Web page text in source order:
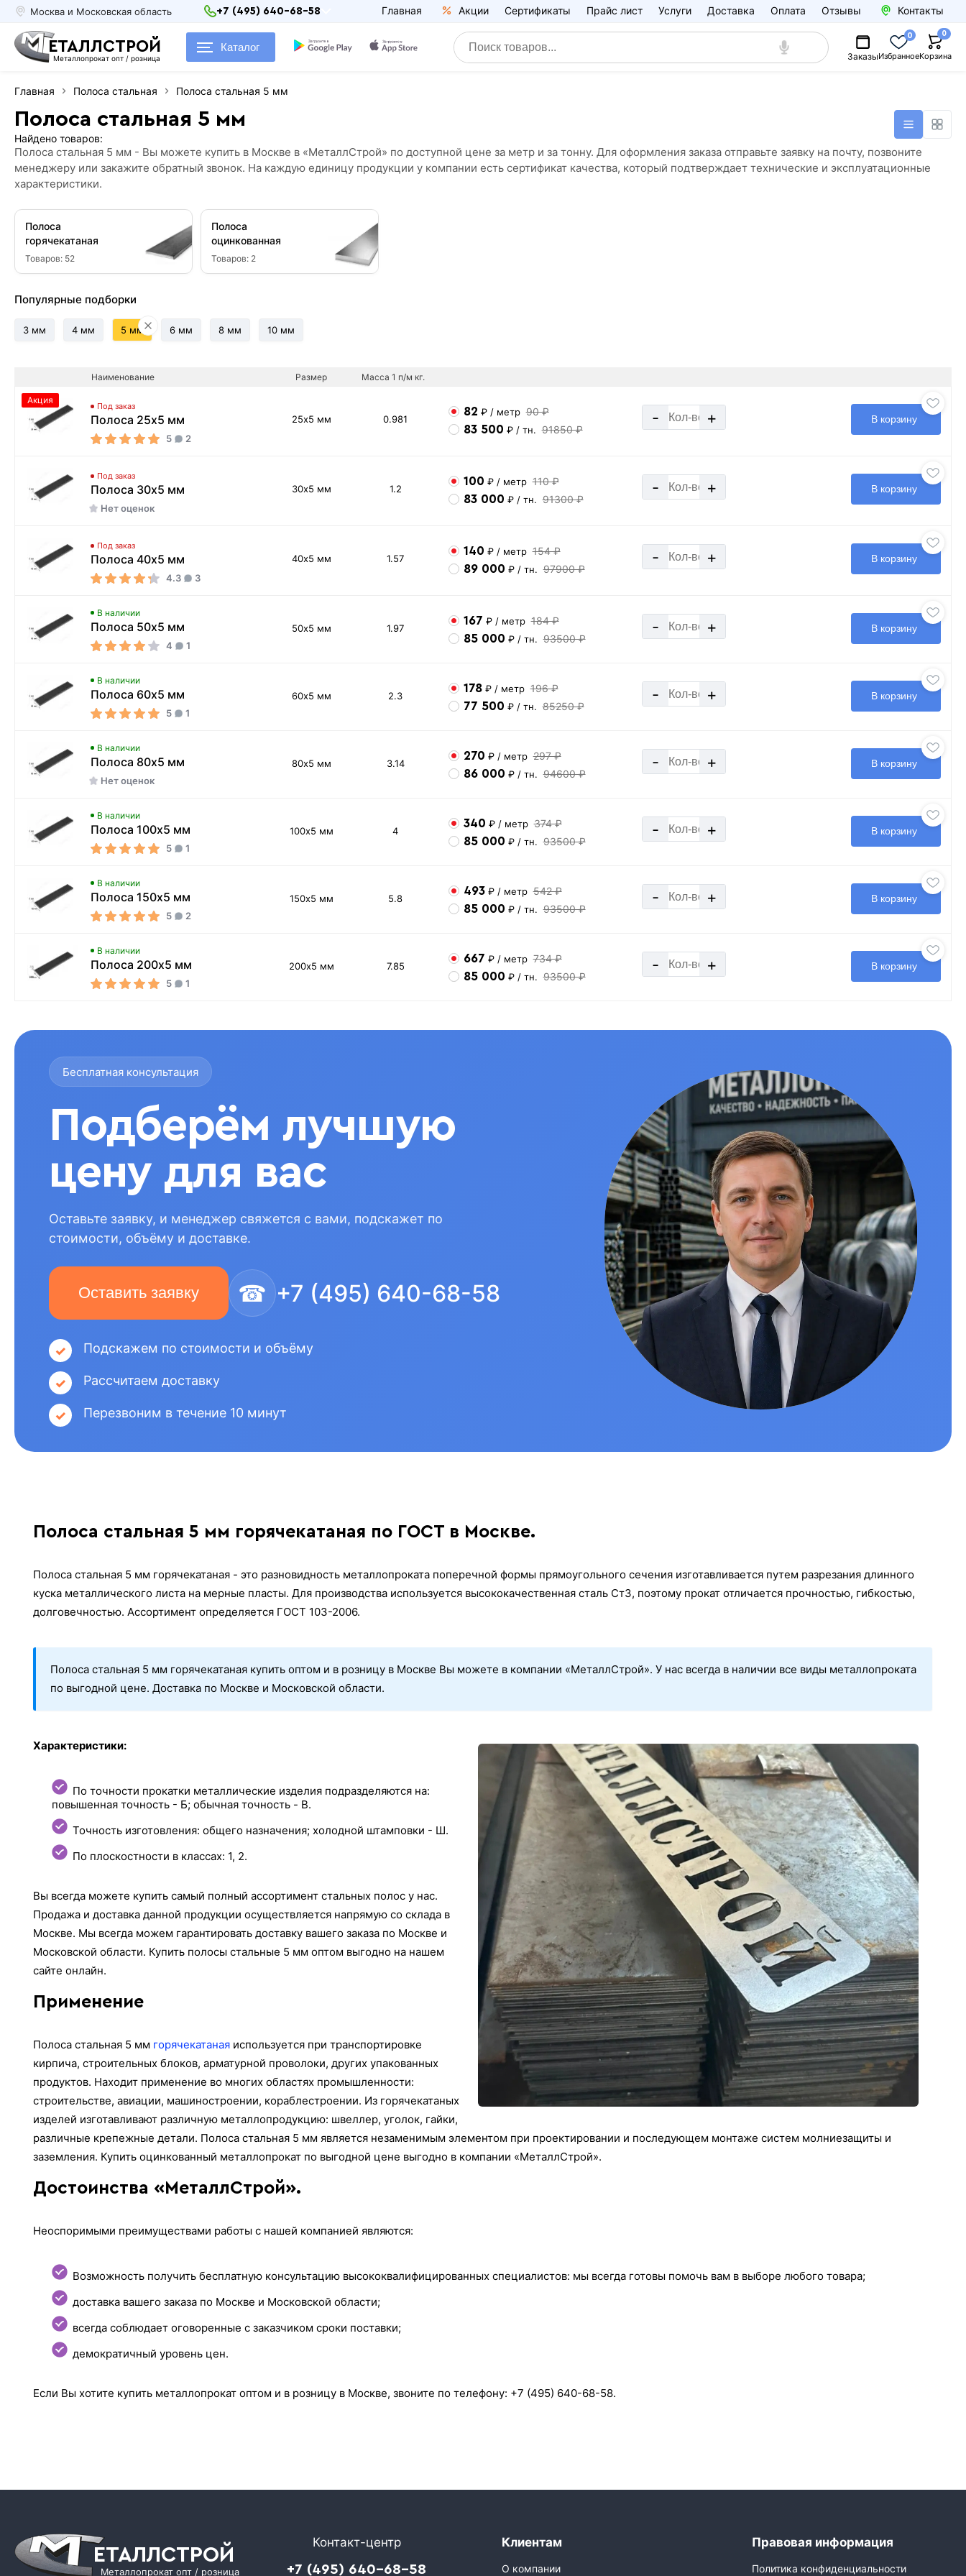
Москва и Московская область +7 (495) 640-68-58 Главная Акции Сертификаты Прайс лист Услуги Доставка Оплата Отзывы Контакты
ЕТАЛЛСТРОЙ
Металлопрокат опт / розница
Каталог
ЗаказыИзбранное
0
Корзина
0
Главная Полоса стальная Полоса стальная 5 мм
Полоса стальная 5 мм
Найдено товаров:
Полоса стальная 5 мм - Вы можете купить в Москве в «МеталлСтрой» по доступной цене за метр и за тонну. Для оформления заказа отправьте заявку на почту, позвоните
менеджеру или закажите обратный звонок. На каждую единицу продукции у компании есть сертификат качества, который подтверждает технические и эксплуатационные
характеристики.
Полоса
горячекатаная
Товаров: 52
Полоса
оцинкованная
Товаров: 2
Популярные подборки
3 мм 4 мм 5 мм 6 мм 8 мм 10 мм
Наименование Размер Масса 1 п/м кг.
Под заказ
Полоса 25х5 мм
5 2
Акция
25х5 мм 0.981
82 ₽ / метр 90 ₽
83 500 ₽ / тн. 91850 ₽
- + В корзину
Под заказ
Полоса 30х5 мм
Нет оценок
30х5 мм 1.2
100 ₽ / метр 110 ₽
83 000 ₽ / тн. 91300 ₽
- + В корзину
Под заказ
Полоса 40х5 мм
4.3 3
40х5 мм 1.57
140 ₽ / метр 154 ₽
89 000 ₽ / тн. 97900 ₽
- + В корзину
В наличии
Полоса 50х5 мм
4 1
50х5 мм 1.97
167 ₽ / метр 184 ₽
85 000 ₽ / тн. 93500 ₽
- + В корзину
В наличии
Полоса 60х5 мм
5 1
60х5 мм 2.3
178 ₽ / метр 196 ₽
77 500 ₽ / тн. 85250 ₽
- + В корзину
В наличии
Полоса 80х5 мм
Нет оценок
80х5 мм 3.14
270 ₽ / метр 297 ₽
86 000 ₽ / тн. 94600 ₽
- + В корзину
В наличии
Полоса 100х5 мм
5 1
100х5 мм 4
340 ₽ / метр 374 ₽
85 000 ₽ / тн. 93500 ₽
- + В корзину
В наличии
Полоса 150х5 мм
5 2
150х5 мм 5.8
493 ₽ / метр 542 ₽
85 000 ₽ / тн. 93500 ₽
- + В корзину
В наличии
Полоса 200х5 мм
5 1
200х5 мм 7.85
667 ₽ / метр 734 ₽
85 000 ₽ / тн. 93500 ₽
- + В корзину
Бесплатная консультация
Подберём лучшую
цену для вас
Оставьте заявку, и менеджер свяжется с вами, подскажет по
стоимости, объёму и доставке.
Оставить заявку ☎ +7 (495) 640-68-58
Подскажем по стоимости и объёму
Рассчитаем доставку
Перезвоним в течение 10 минут
Полоса стальная 5 мм горячекатаная по ГОСТ в Москве.
Полоса стальная 5 мм горячекатаная - это разновидность металлопроката поперечной формы прямоугольного сечения изготавливается путем разрезания длинного
куска металлического листа на мерные пласты. Для производства используется высококачественная сталь Ст3, поэтому прокат отличается прочностью, гибкостью,
долговечностью. Ассортимент определяется ГОСТ 103-2006.
Полоса стальная 5 мм горячекатаная купить оптом и в розницу в Москве Вы можете в компании «МеталлСтрой». У нас всегда в наличии все виды металлопроката
по выгодной цене. Доставка по Москве и Московской области.
Характеристики:
По точности прокатки металлические изделия подразделяются на:
повышенная точность - Б; обычная точность - B.
Точность изготовления: общего назначения; холодной штамповки - Ш.
По плоскостности в классах: 1, 2.
Вы всегда можете купить самый полный ассортимент стальных полос у нас.
Продажа и доставка данной продукции осуществляется напрямую со склада в
Москве. Мы всегда можем гарантировать доставку вашего заказа по Москве и
Московской области. Купить полосы стальные 5 мм оптом выгодно на нашем
сайте онлайн.
Применение
Полоса стальная 5 мм горячекатаная используется при транспортировке
кирпича, строительных блоков, арматурной проволоки, других упакованных
продуктов. Находит применение во многих областях промышленности:
строительстве, авиации, машиностроении, кораблестроении. Из горячекатаных
изделей изготавливают различную металлопродукцию: швеллер, уголок, гайки,
различные крепежные детали. Полоса стальная 5 мм является незаменимым элементом при проектировании и последующем монтаже систем молниезащиты и
заземления. Купить оцинкованный металлопрокат по выгодной цене выгодно в компании «МеталлСтрой».
Достоинства «МеталлСтрой».
Неоспоримыми преимуществами работы с нашей компанией являются:
Возможность получить бесплатную консультацию высококвалифицированных специалистов: мы всегда готовы помочь вам в выборе любого товара;
доставка вашего заказа по Москве и Московской области;
всегда соблюдает оговоренные с заказчиком сроки поставки;
демократичный уровень цен.
Если Вы хотите купить металлопрокат оптом и в розницу в Москве, звоните по телефону: +7 (495) 640-68-58.
ЕТАЛЛСТРОЙ
Металлопрокат опт / розница
Контакт-центр
+7 (495) 640-68-58
Клиентам
О компании
Правовая информация
Политика конфиденциальности